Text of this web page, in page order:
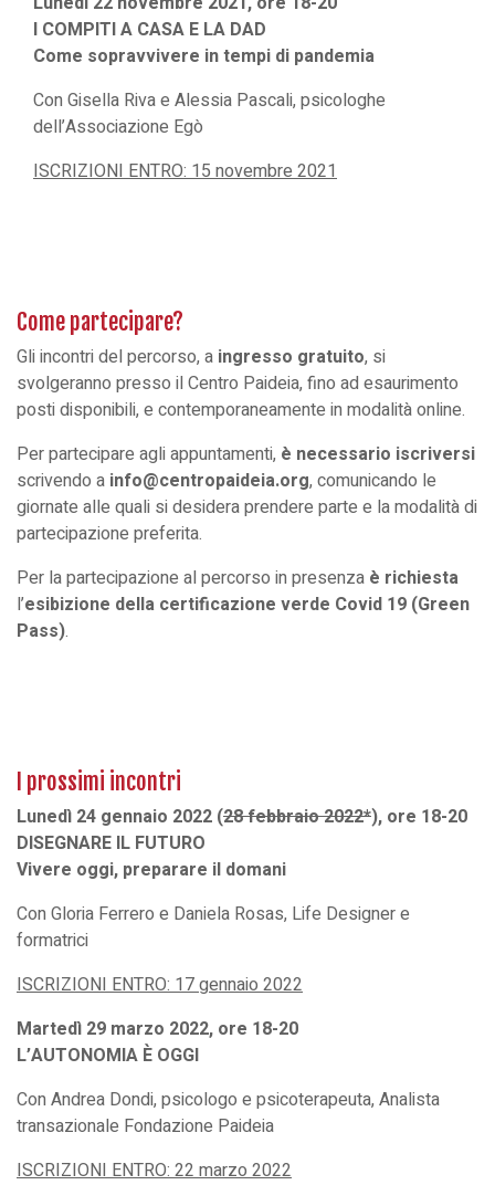
I COMPITI A CASA E LA DAD
Come sopravvivere in tempi di pandemia
Con Gisella Riva e Alessia Pascali, psicologhe
dell’Associazione Egò
ISCRIZIONI ENTRO: 15 novembre 2021
Come partecipare?
Gli incontri del percorso, a ingresso gratuito, si
svolgeranno presso il Centro Paideia, fino ad esaurimento
posti disponibili, e contemporaneamente in modalità online.
Per partecipare agli appuntamenti, è necessario iscriversi
scrivendo a info@centropaideia.org, comunicando le
giornate alle quali si desidera prendere parte e la modalità di
partecipazione preferita.
Per la partecipazione al percorso in presenza è richiesta
l’esibizione della certificazione verde Covid 19 (Green
Pass).
I prossimi incontri
Lunedì 24 gennaio 2022 (28 febbraio 2022*), ore 18-20
DISEGNARE IL FUTURO
Vivere oggi, preparare il domani
Con Gloria Ferrero e Daniela Rosas, Life Designer e
formatrici
ISCRIZIONI ENTRO: 17 gennaio 2022
Martedì 29 marzo 2022, ore 18-20
L’AUTONOMIA È OGGI
Con Andrea Dondi, psicologo e psicoterapeuta, Analista
transazionale Fondazione Paideia
ISCRIZIONI ENTRO: 22 marzo 2022